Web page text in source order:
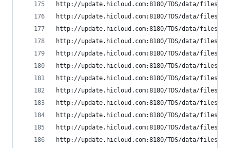
http://update.hicloud.com:8180/TDS/data/files/p9/
http://update.hicloud.com:8180/TDS/data/files/p9/
http://update.hicloud.com:8180/TDS/data/files/
http://update.hicloud.com:8180/TDS/data/files/p9/
http://update.hicloud.com:8180/TDS/data/files/p9/
http://update.hicloud.com:8180/TDS/data/files/p9/
http://update.hicloud.com:8180/TDS/data/files/p9/
http://update.hicloud.com:8180/TDS/data/files/p9/
http://update.hicloud.com:8180/TDS/data/files/p9/
http://update.hicloud.com:8180/TDS/data/files/p9/
http://update.hicloud.com:8180/TDS/data/files/p9/
http://update.hicloud.com:8180/TDS/data/files/p9/